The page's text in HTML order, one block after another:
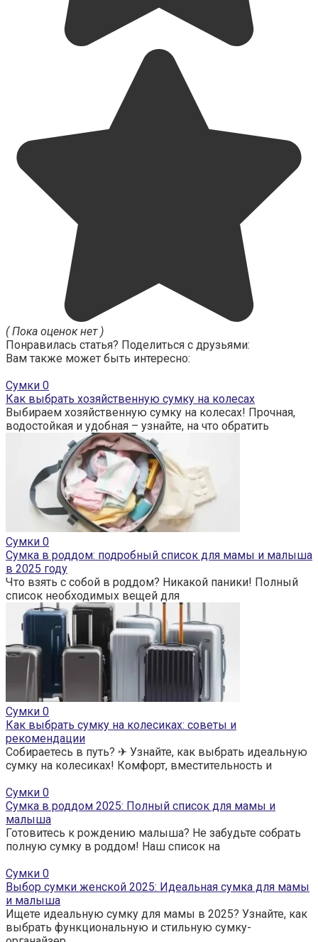
( Пока оценок нет )
Понравилась статья? Поделиться с друзьями:
Вам также может быть интересно:
Сумки 0
Как выбрать хозяйственную сумку на колесах
Выбираем хозяйственную сумку на колесах! Прочная,
водостойкая и удобная – узнайте, на что обратить
Сумки 0
Сумка в роддом: подробный список для мамы и малыша
в 2025 году
Что взять с собой в роддом? Никакой паники! Полный
список необходимых вещей для
Сумки 0
Как выбрать сумку на колесиках: советы и
рекомендации
Собираетесь в путь? ✈ Узнайте, как выбрать идеальную
сумку на колесиках! Комфорт, вместительность и
Сумки 0
Сумка в роддом 2025: Полный список для мамы и
малыша
Готовитесь к рождению малыша? Не забудьте собрать
полную сумку в роддом! Наш список на
Сумки 0
Выбор сумки женской 2025: Идеальная сумка для мамы
и малыша
Ищете идеальную сумку для мамы в 2025? Узнайте, как
выбрать функциональную и стильную сумку-